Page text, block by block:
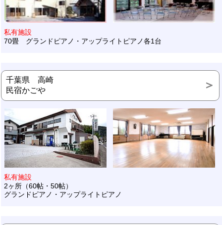
私有施設
70畳 グランドピアノ・アップライトピアノ各1台
千葉県 高崎
民宿かごや
私有施設
2ヶ所（60帖・50帖）
グランドピアノ・アップライトピアノ